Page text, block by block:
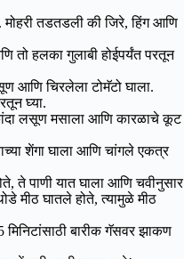
मोहरी तडतडली की जिरे, हिंग आणि
तो हलका गुलाबी होईपर्यंत परतून
आणि चिरलेला टोमॅटो घाला.
घ्या.
लसूण मसाला आणि कारळाचे कूट
शेंगा घाला आणि चांगले एकत्र
ते पाणी यात घाला आणि चवीनुसार
मीठ घातले होते, त्यामुळे मीठ
बारीक गॅसवर झाकण